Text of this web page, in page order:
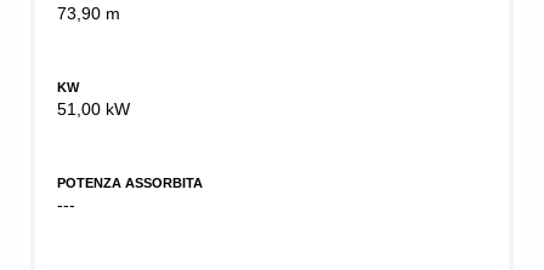
73,90 m
KW
51,00 kW
POTENZA ASSORBITA
---